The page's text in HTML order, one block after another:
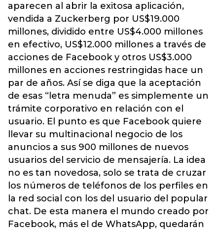
aparecen al abrir la exitosa aplicación,
vendida a Zuckerberg por US$19.000
millones, dividido entre US$4.000 millones
en efectivo, US$12.000 millones a través de
acciones de Facebook y otros US$3.000
millones en acciones restringidas hace un
par de años. Así se diga que la aceptación
de esas “letra menuda” es simplemente un
trámite corporativo en relación con el
usuario. El punto es que Facebook quiere
llevar su multinacional negocio de los
anuncios a sus 900 millones de nuevos
usuarios del servicio de mensajería. La idea
no es tan novedosa, solo se trata de cruzar
los números de teléfonos de los perfiles en
la red social con los del usuario del popular
chat. De esta manera el mundo creado por
Facebook, más el de WhatsApp, quedarán